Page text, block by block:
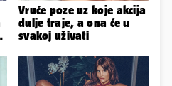
Vruće poze uz koje akcija
dulje traje, a ona će u
svakoj uživati